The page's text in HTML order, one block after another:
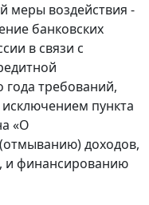
меры воздействия -
банковских
в связи с
года требований,
пункта
«О
доходов,
и финансированию